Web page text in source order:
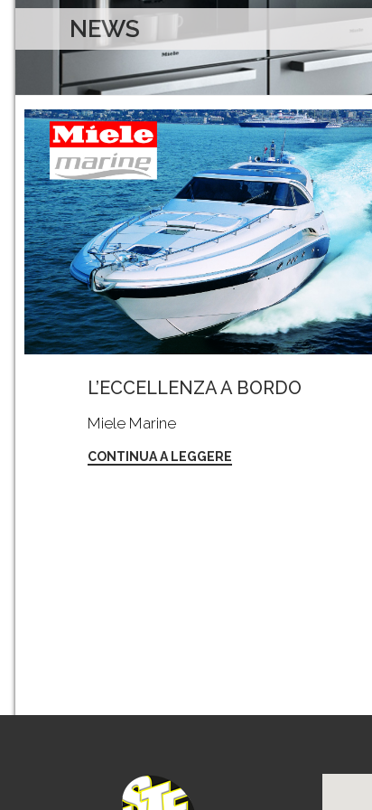
NEWS
L’ECCELLENZA A BORDO
Miele Marine
CONTINUA A LEGGERE
Continua a leggere